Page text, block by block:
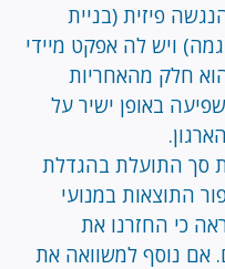
פיזית (בניית
ויש לה אפקט מיידי
חלק מהאחריות
באופן ישיר על
סך התועלת בהגדלת
האתר ב 30%, שיפור התוצאות במנועי
כי החזרנו את
מ 12 חודשים. אם נוסף למשוואה את